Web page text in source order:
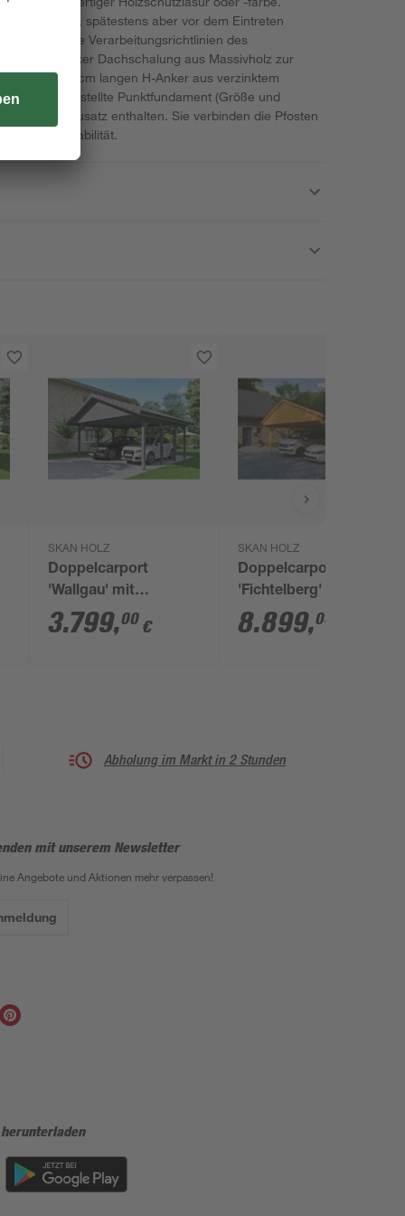
4-5 Jahren, spätestens aber vor dem Eintreten
auch die Verarbeitungsrichtlinien des
19 mm starker Dachschalung aus Massivholz zur
Die 60 cm langen H-Anker aus verzinktem
bauseitig erstellte Punktfundament (Größe und
sind im Bausatz enthalten. Sie verbinden die Pfosten
für hohe Stabilität.
SKAN HOLZ
Doppelcarport
'Wallgau' mit
Dachlattung 620 x 600
cm schiefergrau
3.799,00 €
SKAN HOLZ
Doppelcarport
'Fichtelberg' 618 x
808 cm eichefarben
mit schwarzen
8.899,00
Abholung im Markt in 2 Stunden
mit unserem Newsletter
Angebote und Aktionen mehr verpassen!